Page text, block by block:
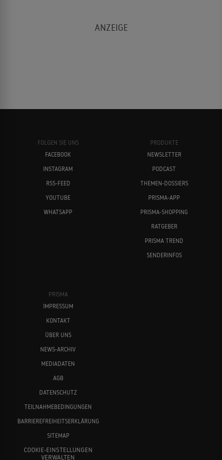
FOLGEN SIE UNS
FACEBOOK
INSTAGRAM
RSS-FEED
YOUTUBE
WHATSAPP
PRODUKTE
NEWSLETTER
PODCAST
THEMEN-DOSSIERS
PRISMA-APP
PRISMA-SHOPPING
RATGEBER
PRISMA TREND
SENDERINFOS
PRISMA
IMPRESSUM
KONTAKT
ÜBER UNS
NEWS-ARCHIV
MEDIADATEN
AGB
DATENSCHUTZ
TEILNAHMEBEDINGUNGEN
BARRIEREFREIHEITSERKLÄRUNG
SITEMAP
COOKIE-EINSTELLUNGEN
VERWALTEN